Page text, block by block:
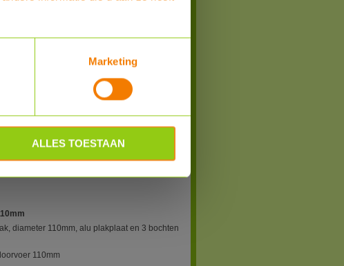
Marketing
ALLES TOESTAAN
standaard, antraciet/zwart
dakdoorvoer, afmetingen 45x39cm voor
voor leidingen van 10-70mm doorsnede.
standaard, antraciet/zwart
diameter 110mm, alu plakplaat en 3 bochten
110mm